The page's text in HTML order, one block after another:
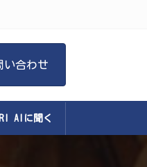
い合わせ
AIに聞く